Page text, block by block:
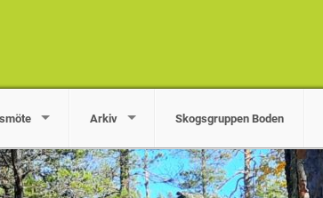
Arkiv Skogsgruppen Boden